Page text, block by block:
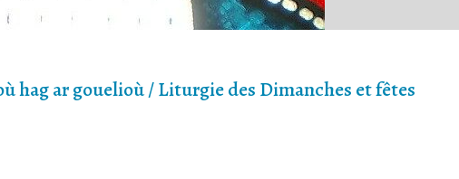
Sul
eus
hag ar gouelioù / Liturgie des Dimanches et fêtes